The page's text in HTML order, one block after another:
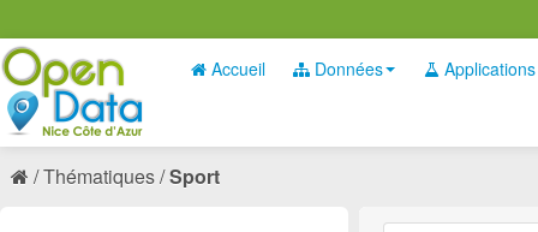
Accueil Données Applications
Thématiques Sport